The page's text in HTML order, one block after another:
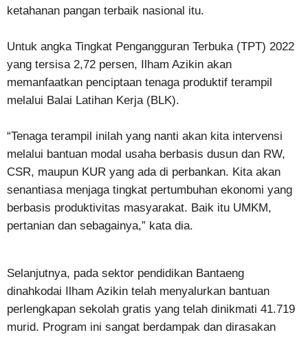
ketahanan pangan terbaik nasional itu.
Untuk angka Tingkat Pengangguran Terbuka (TPT) 2022
yang tersisa 2,72 persen, Ilham Azikin akan
memanfaatkan penciptaan tenaga produktif terampil
melalui Balai Latihan Kerja (BLK).
“Tenaga terampil inilah yang nanti akan kita intervensi
melalui bantuan modal usaha berbasis dusun dan RW,
CSR, maupun KUR yang ada di perbankan. Kita akan
senantiasa menjaga tingkat pertumbuhan ekonomi yang
berbasis produktivitas masyarakat. Baik itu UMKM,
pertanian dan sebagainya,” kata dia.
Selanjutnya, pada sektor pendidikan Bantaeng
dinahkodai Ilham Azikin telah menyalurkan bantuan
perlengkapan sekolah gratis yang telah dinikmati 41.719
murid. Program ini sangat berdampak dan dirasakan